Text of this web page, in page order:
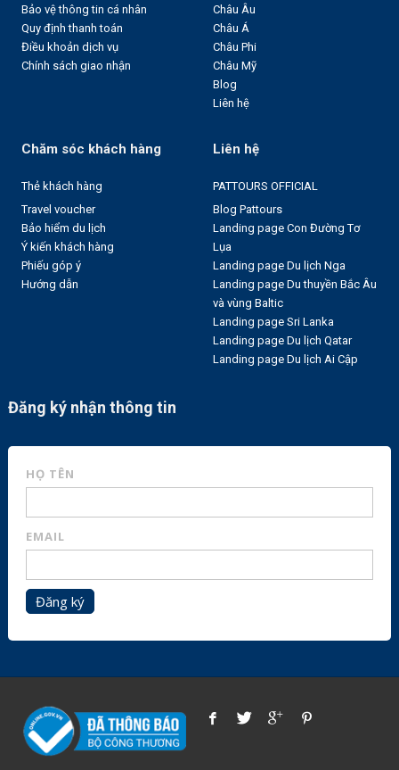
Bảo vệ thông tin cá nhân
Quy định thanh toán
Điều khoản dịch vụ
Chính sách giao nhận
Châu Âu
Châu Á
Châu Phi
Châu Mỹ
Blog
Liên hệ
Chăm sóc khách hàng
Thẻ khách hàng
Travel voucher
Bảo hiểm du lịch
Ý kiến khách hàng
Phiếu góp ý
Hướng dẫn
Liên hệ
PATTOURS OFFICIAL
Blog Pattours
Landing page Con Đường Tơ
Lụa
Landing page Du lịch Nga
Landing page Du thuyền Bắc Âu
và vùng Baltic
Landing page Sri Lanka
Landing page Du lịch Qatar
Landing page Du lịch Ai Cập
Đăng ký nhận thông tin
HỌ TÊN
EMAIL
Đăng ký